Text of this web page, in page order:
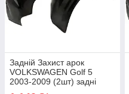
Задній Захист арок
VOLKSWAGEN Golf 5
2003-2009 (2шт) задні